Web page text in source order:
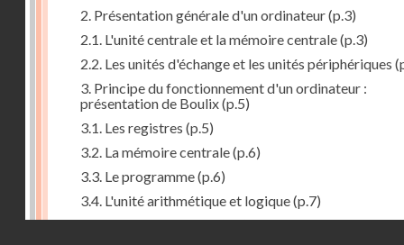
2. Présentation générale d'un ordinateur(p.3)
2.1. L'unité centrale et la mémoire centrale(p.3)
2.2. Les unités d'échange et les unités périphériques
3. Principe du fonctionnement d'un ordinateur :
présentation de Boulix(p.5)
3.1. Les registres (p.5)
3.2. La mémoire centrale(p.6)
3.3. Le programme(p.6)
3.4. L'unité arithmétique et logique(p.7)
3.5. L'unité de contrôle(p.8)